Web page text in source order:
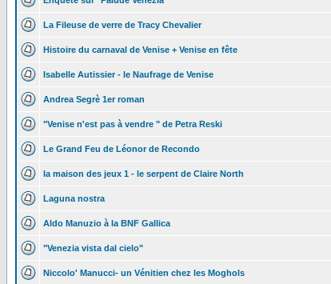
La Fileuse de verre de Tracy Chevalier
Histoire du carnaval de Venise + Venise en fête
Isabelle Autissier - le Naufrage de Venise
Andrea Segrè 1er roman
"Venise n'est pas à vendre " de Petra Reski
Le Grand Feu de Léonor de Recondo
la maison des jeux 1 - le serpent de Claire North
Laguna nostra
Aldo Manuzio à la BNF Gallica
"Venezia vista dal cielo"
Niccolo' Manucci- un Vénitien chez les Moghols